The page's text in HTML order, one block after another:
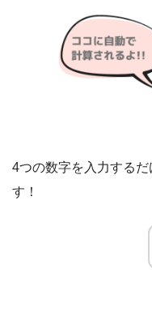
4つの数字を入力する
す！